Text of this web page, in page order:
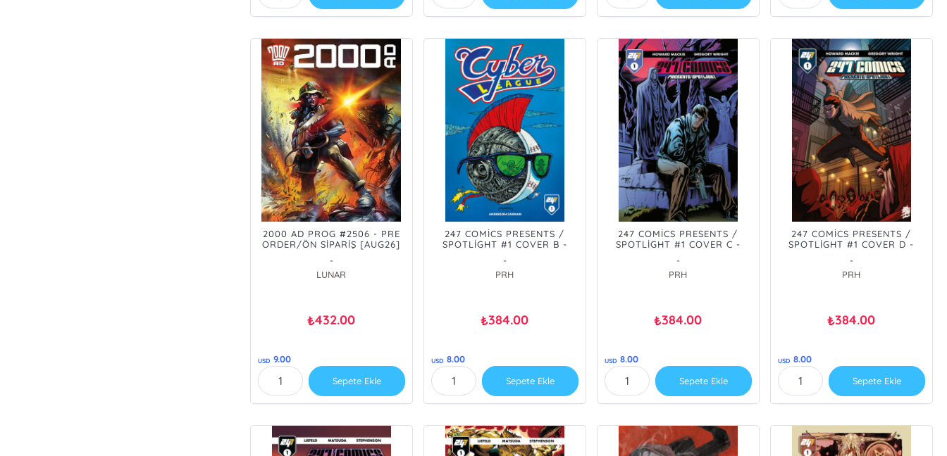
2000 AD PROG #2506 - PRE
ORDER/ÖN SİPARİŞ [AUG26]
-
LUNAR
₺432.00
USD 9.00
Sepete Ekle
247 COMİCS PRESENTS /
SPOTLİGHT #1 COVER B -
PRE ORDER/ÖN SİPARİŞ
[AUG26]
-
PRH
₺384.00
USD 8.00
Sepete Ekle
247 COMİCS PRESENTS /
SPOTLİGHT #1 COVER C -
ORDER/ÖN SİPARİŞ [AUG26]
-
PRH
₺384.00
USD 8.00
Sepete Ekle
247 COMİCS PRESENTS /
SPOTLİGHT #1 COVER D -
VAR - PRE ORDER/ÖN
SİPARİŞ [AUG26]
-
PRH
₺384.00
USD 8.00
Sepete Ekle